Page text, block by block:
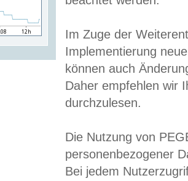
Im Zuge der
Implementierung
können auch
Daher empfehlen wir
durchzulesen.
Die Nutzung von
personenbezogener
Bei jedem